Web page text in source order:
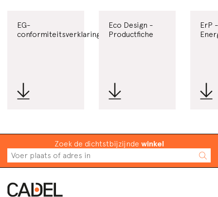
EG-
conformiteitsverklaring
Eco Design -
Productfiche
ErP
Zoek de dichtstbijzijnde winkel